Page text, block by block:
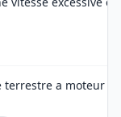
terrestre a moteur